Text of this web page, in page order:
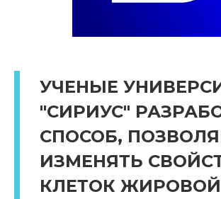
УЧЕНЫЕ
"СИРИУС"
СПОСОБ,
ИЗМЕНЯТЬ
КЛЕТОК